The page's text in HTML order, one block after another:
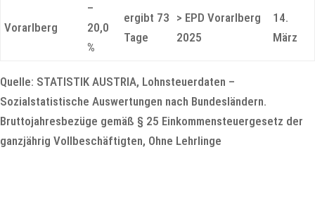
Vorarlberg
–
20,0
%
ergibt 73
Tage
> EPD Vorarlberg
2025
14.
März
Quelle: STATISTIK AUSTRIA, Lohnsteuerdaten –
Sozialstatistische Auswertungen nach Bundesländern.
Bruttojahresbezüge gemäß § 25 Einkommensteuergesetz der
ganzjährig Vollbeschäftigten, Ohne Lehrlinge